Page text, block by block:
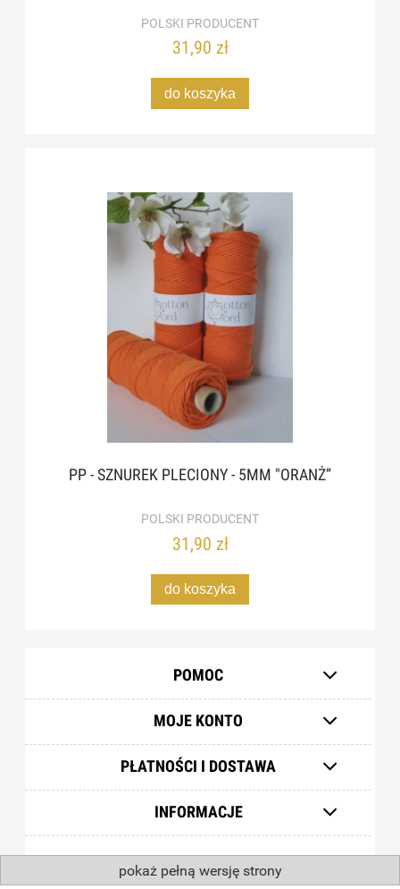
POLSKI PRODUCENT
31,90 zł
do koszyka
PP - SZNUREK PLECIONY - 5MM "ORANŻ”
POLSKI PRODUCENT
31,90 zł
do koszyka
POMOC
MOJE KONTO
PŁATNOŚCI I DOSTAWA
INFORMACJE
pokaż pełną wersję strony